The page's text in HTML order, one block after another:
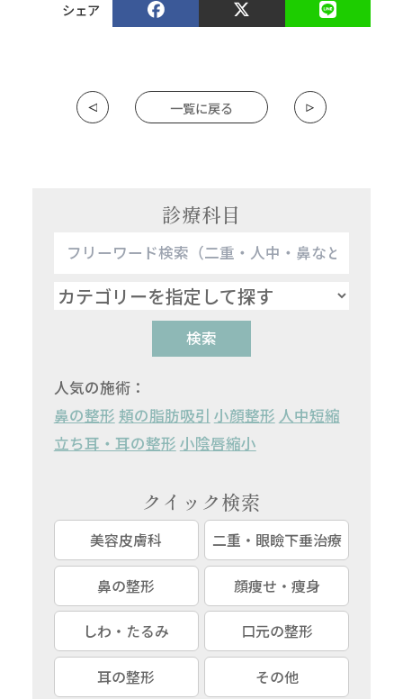
シェア
一覧に戻る
診療科目
検索
人気の施術：
鼻の整形 頬の脂肪吸引 小顔整形 人中短縮
立ち耳・耳の整形 小陰唇縮小
クイック検索
美容皮膚科 二重・眼瞼下垂治療
鼻の整形 顔痩せ・痩身
しわ・たるみ 口元の整形
耳の整形 その他